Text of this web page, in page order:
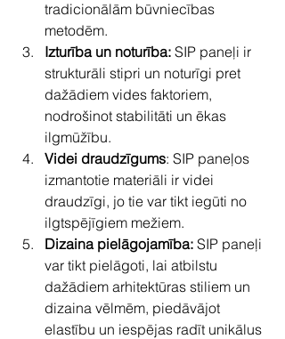
tradicionālām būvniecības
metodēm.
Izturība un noturība: SIP paneļi ir
strukturāli stipri un noturīgi pret
dažādiem vides faktoriem,
nodrošinot stabilitāti un ēkas
ilgmūžību.
Videi draudzīgums: SIP paneļos
izmantotie materiāli ir videi
draudzīgi, jo tie var tikt iegūti no
ilgtspējīgiem mežiem.
Dizaina pielāgojamība: SIP paneļi
var tikt pielāgoti, lai atbilstu
dažādiem arhitektūras stiliem un
dizaina vēlmēm, piedāvājot
elastību un iespējas radīt unikālus